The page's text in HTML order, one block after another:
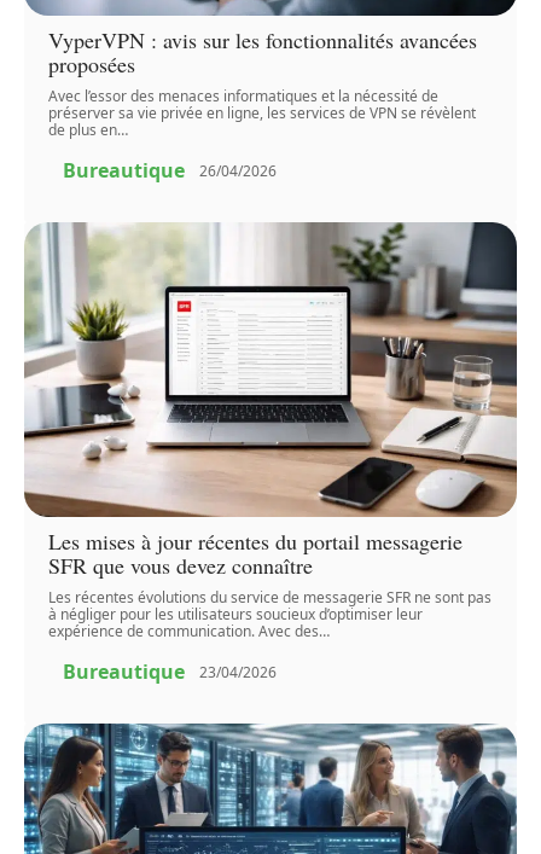
VyperVPN : avis sur les fonctionnalités avancées
proposées
Avec l’essor des menaces informatiques et la nécessité de
préserver sa vie privée en ligne, les services de VPN se révèlent
de plus en…
Bureautique 26/04/2026
Les mises à jour récentes du portail messagerie
SFR que vous devez connaître
Les récentes évolutions du service de messagerie SFR ne sont pas
à négliger pour les utilisateurs soucieux d’optimiser leur
expérience de communication. Avec des…
Bureautique 23/04/2026